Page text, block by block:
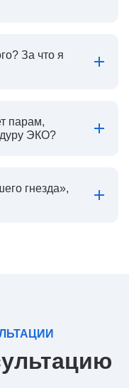
За что я
парам,
ЭКО?
гнезда»,